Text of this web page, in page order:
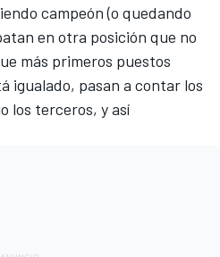
campeón (o quedando
en otra posición que no
más primeros puestos
igualado, pasan a contar los
los terceros, y así